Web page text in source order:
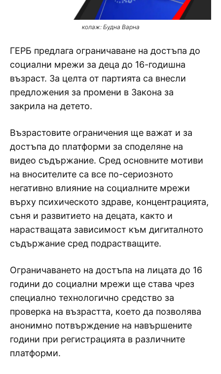
колаж: Будна Варна
ГЕРБ предлага ограничаване на достъпа до
социални мрежи за деца до 16-годишна
възраст. За целта от партията са внесли
предложения за промени в Закона за
закрила на детето.
Възрастовите ограничения ще важат и за
достъпа до платформи за споделяне на
видео съдържание. Сред основните мотиви
на вносителите са все по-сериозното
негативно влияние на социалните мрежи
върху психическото здраве, концентрацията,
съня и развитието на децата, както и
нарастващата зависимост към дигиталното
съдържание сред подрастващите.
Ограничаването на достъпа на лицата до 16
години до социални мрежи ще става чрез
специално технологично средство за
проверка на възрастта, което да позволява
анонимно потвърждение на навършените
години при регистрацията в различните
платформи.